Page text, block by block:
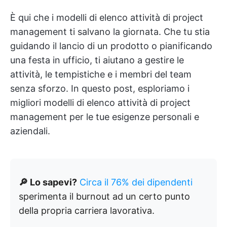
È qui che i modelli di elenco attività di project
management ti salvano la giornata. Che tu stia
guidando il lancio di un prodotto o pianificando
una festa in ufficio, ti aiutano a gestire le
attività, le tempistiche e i membri del team
senza sforzo. In questo post, esploriamo i
migliori modelli di elenco attività di project
management per le tue esigenze personali e
aziendali.
🔎 Lo sapevi? Circa il 76% dei dipendenti
sperimenta il burnout ad un certo punto
della propria carriera lavorativa.